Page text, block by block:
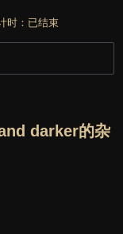
时： 已结束
darker的杂